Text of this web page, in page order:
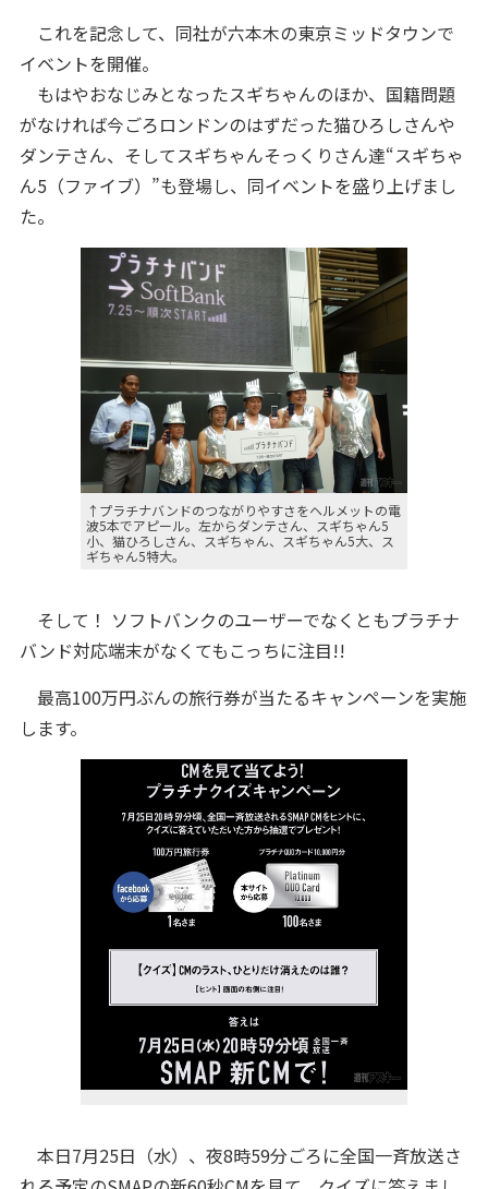
これを記念して、同社が六本木の東京ミッドタウンで
イベントを開催。
もはやおなじみとなったスギちゃんのほか、国籍問題
がなければ今ごろロンドンのはずだった猫ひろしさんや
ダンテさん、そしてスギちゃんそっくりさん達“スギちゃ
ん5（ファイブ）”も登場し、同イベントを盛り上げまし
た。
↑プラチナバンドのつながりやすさをヘルメットの電
波5本でアピール。左からダンテさん、スギちゃん5
小、猫ひろしさん、スギちゃん、スギちゃん5大、ス
ギちゃん5特大。
そして！ ソフトバンクのユーザーでなくともプラチナ
バンド対応端末がなくてもこっちに注目!!
最高100万円ぶんの旅行券が当たるキャンペーンを実施
します。
本日7月25日（水）、夜8時59分ごろに全国一斉放送さ